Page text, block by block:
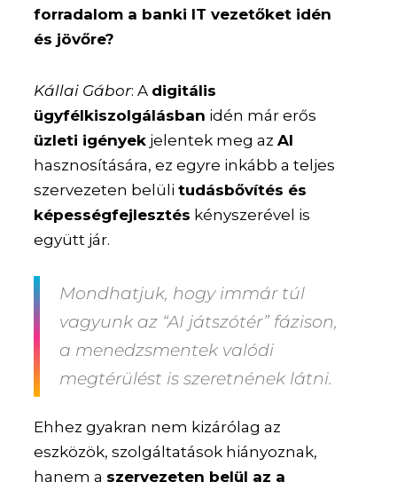
forradalom a banki IT vezetőket idén
és jövőre?
Kállai Gábor: A digitális
ügyfélkiszolgálásban idén már erős
üzleti igények jelentek meg azAI
hasznosítására, ez egyre inkább a teljes
szervezeten belülitudásbővítés és
képességfejlesztés kényszerével is
együtt jár.
Mondhatjuk, hogy immár túl
vagyunk az “AI játszótér” fázison,
a menedzsmentek valódi
megtérülést is szeretnének látni.
Ehhez gyakran nem kizárólag az
eszközök, szolgáltatások hiányoznak,
hanem a szervezeten belül az a